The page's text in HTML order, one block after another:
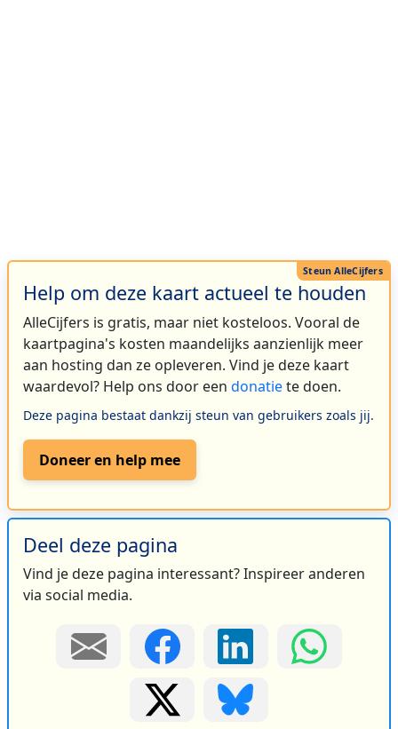
Help om deze kaart actueel te houden
AlleCijfers is gratis, maar niet kosteloos. Vooral de
kaartpagina's kosten maandelijks aanzienlijk meer
aan hosting dan ze opleveren. Vind je deze kaart
waardevol? Help ons door een donatiete doen.
Deze pagina bestaat dankzij steun van gebruikers zoals jij.
Doneer en help mee
Deel deze pagina
Vind je deze pagina interessant? Inspireer anderen
via social media.